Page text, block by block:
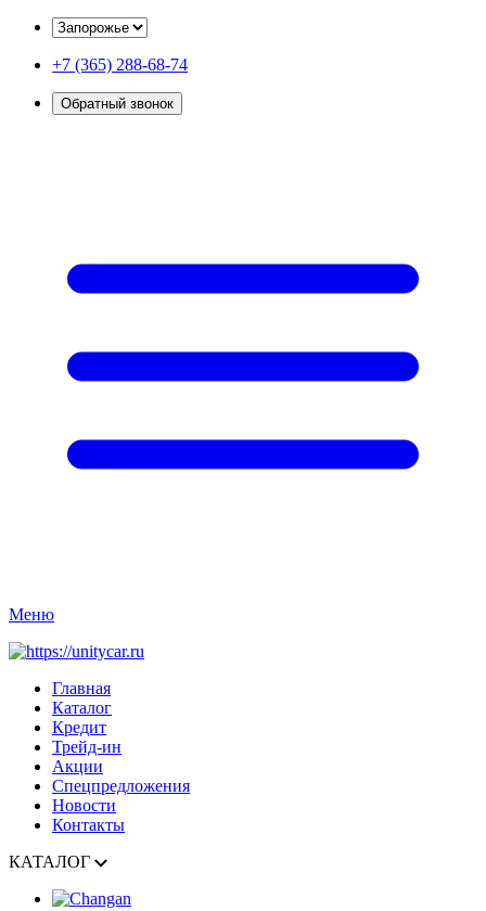
+7 (365) 288-68-74
Обратный звонок
Меню
Главная
Каталог
Кредит
Трейд-ин
Акции
Спецпредложения
Новости
Контакты
КАТАЛОГ